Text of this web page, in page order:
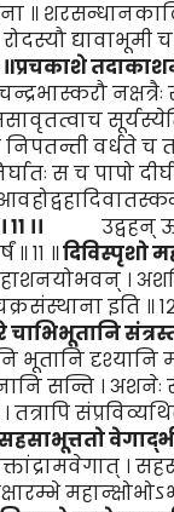
॥
द्यावाभूमी
॥प्रचकाशे
नक्षत्रैः
वर्धते च
स च पापो
११ ।। उद्वहन्
११ ॥दिविस्पृशो
।
इति ॥
चाभिभूतानिसंत्र
दृश्यानि
सन्ति ।
।